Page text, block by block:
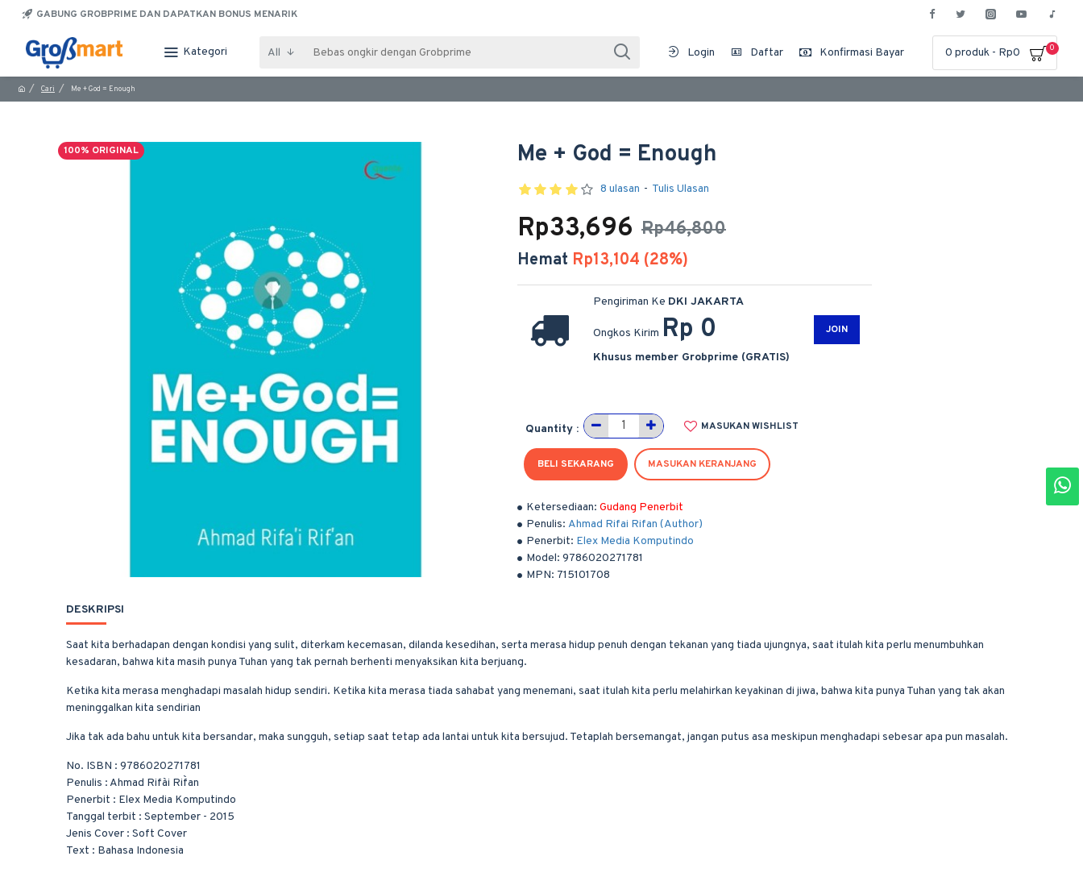
GABUNG GROBPRIME DAN DAPATKAN BONUS MENARIK
Kategori All Login Daftar Konfirmasi Bayar 0 produk - Rp0 0
Cari Me + God = Enough
100% ORIGINAL Me + God = Enough
Ketersediaan: Gudang Penerbit
Penulis: Ahmad Rifai Rifan (Author)
Penerbit: Elex Media Komputindo
Model: 9786020271781
MPN: 715101708
8 ulasan - Tulis Ulasan
Rp46,800
Rp33,696
Hemat Rp13,104 (28%)
Pengiriman Ke DKI JAKARTA
Ongkos Kirim Rp 0
Khusus member Grobprime (GRATIS)
JOIN
Quantity : MASUKAN WISHLIST
BELI SEKARANG MASUKAN KERANJANG
DESKRIPSI
Saat kita berhadapan dengan kondisi yang sulit, diterkam kecemasan, dilanda kesedihan, serta merasa hidup penuh dengan tekanan yang tiada ujungnya, saat itulah kita perlu menumbuhkan
kesadaran, bahwa kita masih punya Tuhan yang tak pernah berhenti menyaksikan kita berjuang.
Ketika kita merasa menghadapi masalah hidup sendiri. Ketika kita merasa tiada sahabat yang menemani, saat itulah kita perlu melahirkan keyakinan di jiwa, bahwa kita punya Tuhan yang tak akan
meninggalkan kita sendirian
Jika tak ada bahu untuk kita bersandar, maka sungguh, setiap saat tetap ada lantai untuk kita bersujud. Tetaplah bersemangat, jangan putus asa meskipun menghadapi sebesar apa pun masalah.
No. ISBN : 9786020271781
Penulis : Ahmad Rifa`i Rif`an
Penerbit : Elex Media Komputindo
Tanggal terbit : September - 2015
Jenis Cover : Soft Cover
Text : Bahasa Indonesia